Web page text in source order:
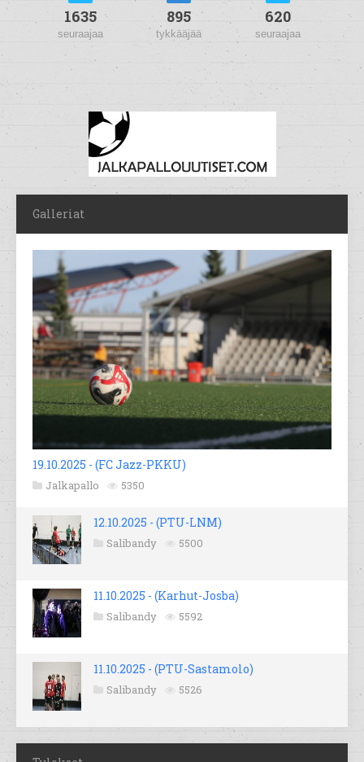
1635
seuraajaa
895
tykkääjää
620
seuraajaa
Galleriat
19.10.2025 - (FC Jazz-PKKU)
Jalkapallo 5350
12.10.2025 - (PTU-LNM)
Salibandy 5500
11.10.2025 - (Karhut-Josba)
Salibandy 5592
11.10.2025 - (PTU-Sastamolo)
Salibandy 5526